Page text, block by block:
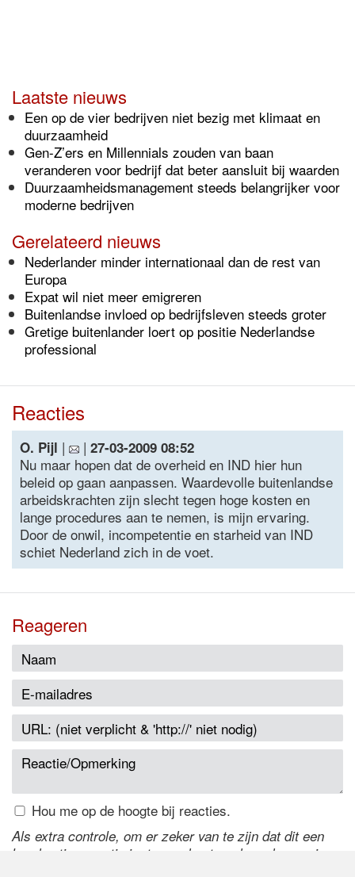
Laatste nieuws
Een op de vier bedrijven niet bezig met klimaat en
duurzaamheid
Gen-Z’ers en Millennials zouden van baan
veranderen voor bedrijf dat beter aansluit bij waarden
Duurzaamheidsmanagement steeds belangrijker voor
moderne bedrijven
Gerelateerd nieuws
Nederlander minder internationaal dan de rest van
Europa
Expat wil niet meer emigreren
Buitenlandse invloed op bedrijfsleven steeds groter
Gretige buitenlander loert op positie Nederlandse
professional
Reacties
O. Pijl | | 27-03-2009 08:52
Nu maar hopen dat de overheid en IND hier hun
beleid op gaan aanpassen. Waardevolle buitenlandse
arbeidskrachten zijn slecht tegen hoge kosten en
lange procedures aan te nemen, is mijn ervaring.
Door de onwil, incompetentie en starheid van IND
schiet Nederland zich in de voet.
Reageren
Hou me op de hoogte bij reacties.
Als extra controle, om er zeker van te zijn dat dit een
handmatige reactie is, typ onderstaande code over in